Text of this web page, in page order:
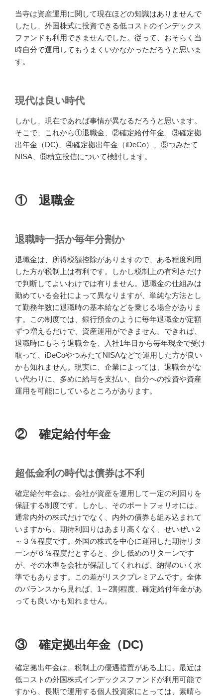
当寺は資産運用に関して現在ほどの知識はありませんで
したし、外国株式に投資できる低コストのインデックス
ファンドも利用できませんでした。従って、おそらく当
時自分で運用してもうまくいかなかっただろうと思いま
す。
現代は良い時代
しかし、現在であれば事情が異なるだろうと思います。
そこで、これから①退職金、②確定給付年金、③確定拠
出年金（DC)、④確定拠出年金（iDeCo）、⑤つみたて
NISA、⑥積立投信について検討します。
① 退職金
退職時一括か毎年分割か
退職金は、所得税額控除がありますので、ある程度利用
した方が税制上は有利です。しかし税制上の有利さだけ
で判断してよいわけでは有りません。退職金の仕組みは
勤めている会社によって異なりますが、単純な方法とし
て勤務年数に退職時の基本給などを乗じる場合がありま
す。この制度では、銀行預金のように毎年退職金が定額
ずつ増えるだけで、資産運用ができません。できれば、
退職時にもらう退職金を、入社1年目から毎年現金で受け
取って、iDeCoやつみたてNISAなどで運用した方が良い
かも知れません。現実に、企業によっては、退職金がな
い代わりに、多めに給与を支払い、自分への投資や資産
運用を可能にしているところがあります。
② 確定給付年金
超低金利の時代は債券は不利
確定給付年金は、会社が資産を運用して一定の利回りを
保証する制度です。しかし、そのポートフォリオには、
通常内外の株式だけでなく、内外の債券も組み込まれて
いますから、期待利回りはあまり高くなく、せいぜい２
～３％程度です。外国の株式を中心に運用した期待リタ
ーンが６％程度だとすると、少し低めのリターンです
が、その水準を会社が保証してくれれば、納得のいく水
準でもあります。この差がリスクプレミアムです。全体
のバランスから見れば、1～2割程度、確定給付年金があ
っても良いかも知れません。
③ 確定拠出年金（DC)
確定拠出年金は、税制上の優遇措置がある上に、最近は
低コストの外国株式インデックスファンドが利用可能で
すから、長期で運用する個人投資家にとっては、素晴ら